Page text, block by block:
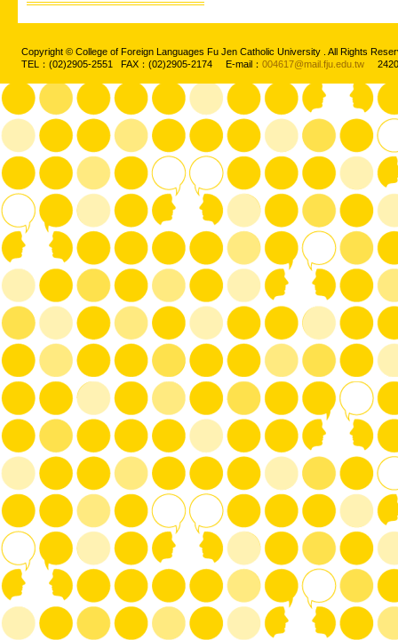
Copyright © College of Foreign Languages Fu Jen Catholic University . All Rights
TEL：(02)2905-2551 FAX：(02)2905-2174 E-mail： 004617@mail.fju.edu.tw